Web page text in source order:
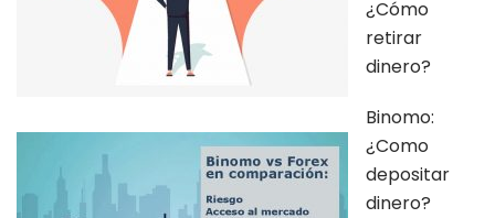
¿Cómo
retirar
dinero?
Binomo:
¿Como
depositar
dinero?